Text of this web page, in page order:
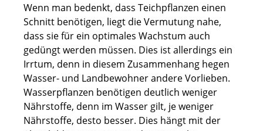
Wenn man bedenkt, dass Teichpflanzen einen
Schnitt benötigen, liegt die Vermutung nahe,
dass sie für ein optimales Wachstum auch
gedüngt werden müssen. Dies ist allerdings ein
Irrtum, denn in diesem Zusammenhang hegen
Wasser- und Landbewohner andere Vorlieben.
Wasserpflanzen benötigen deutlich weniger
Nährstoffe, denn im Wasser gilt, je weniger
Nährstoffe, desto besser. Dies hängt mit der